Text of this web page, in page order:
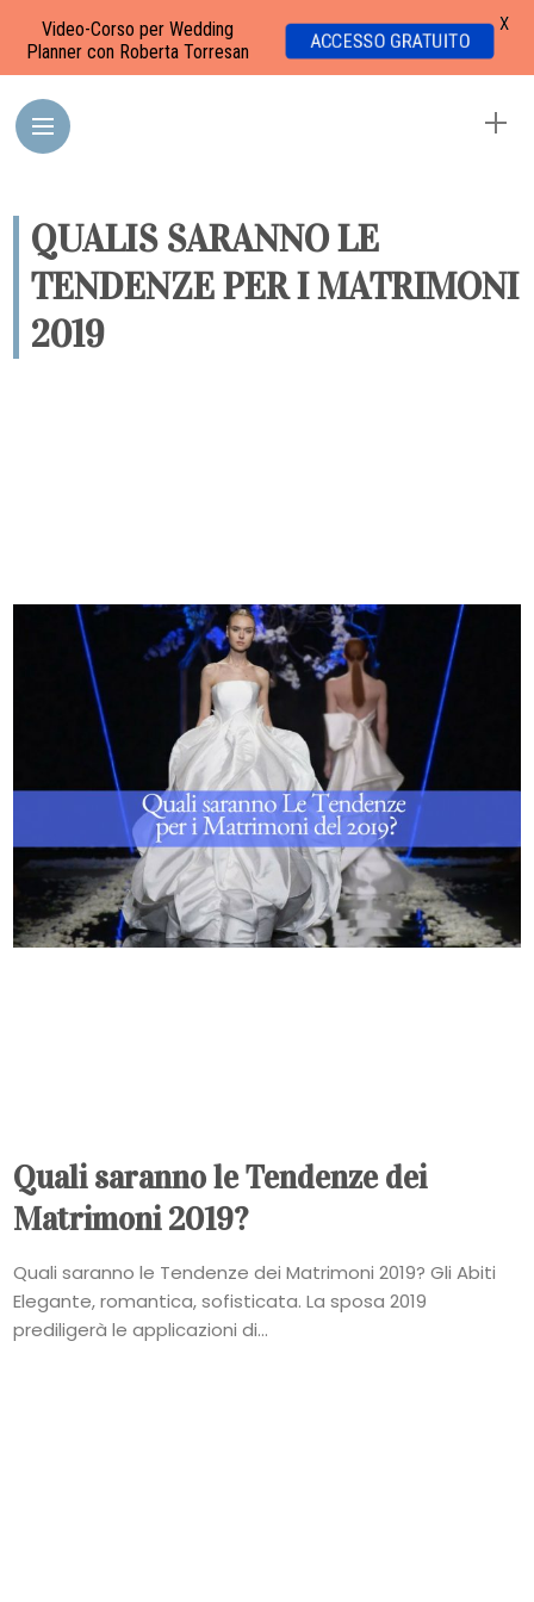
QUALIS SARANNO LE
TENDENZE PER I MATRIMONI
2019
Quali saranno le Tendenze dei
Matrimoni 2019?
Quali saranno le Tendenze dei Matrimoni 2019? Gli Abiti
Elegante, romantica, sofisticata. La sposa 2019
prediligerà le applicazioni di...
Video-Corso per Wedding
Planner con Roberta Torresan
ACCESSO GRATUITO
X